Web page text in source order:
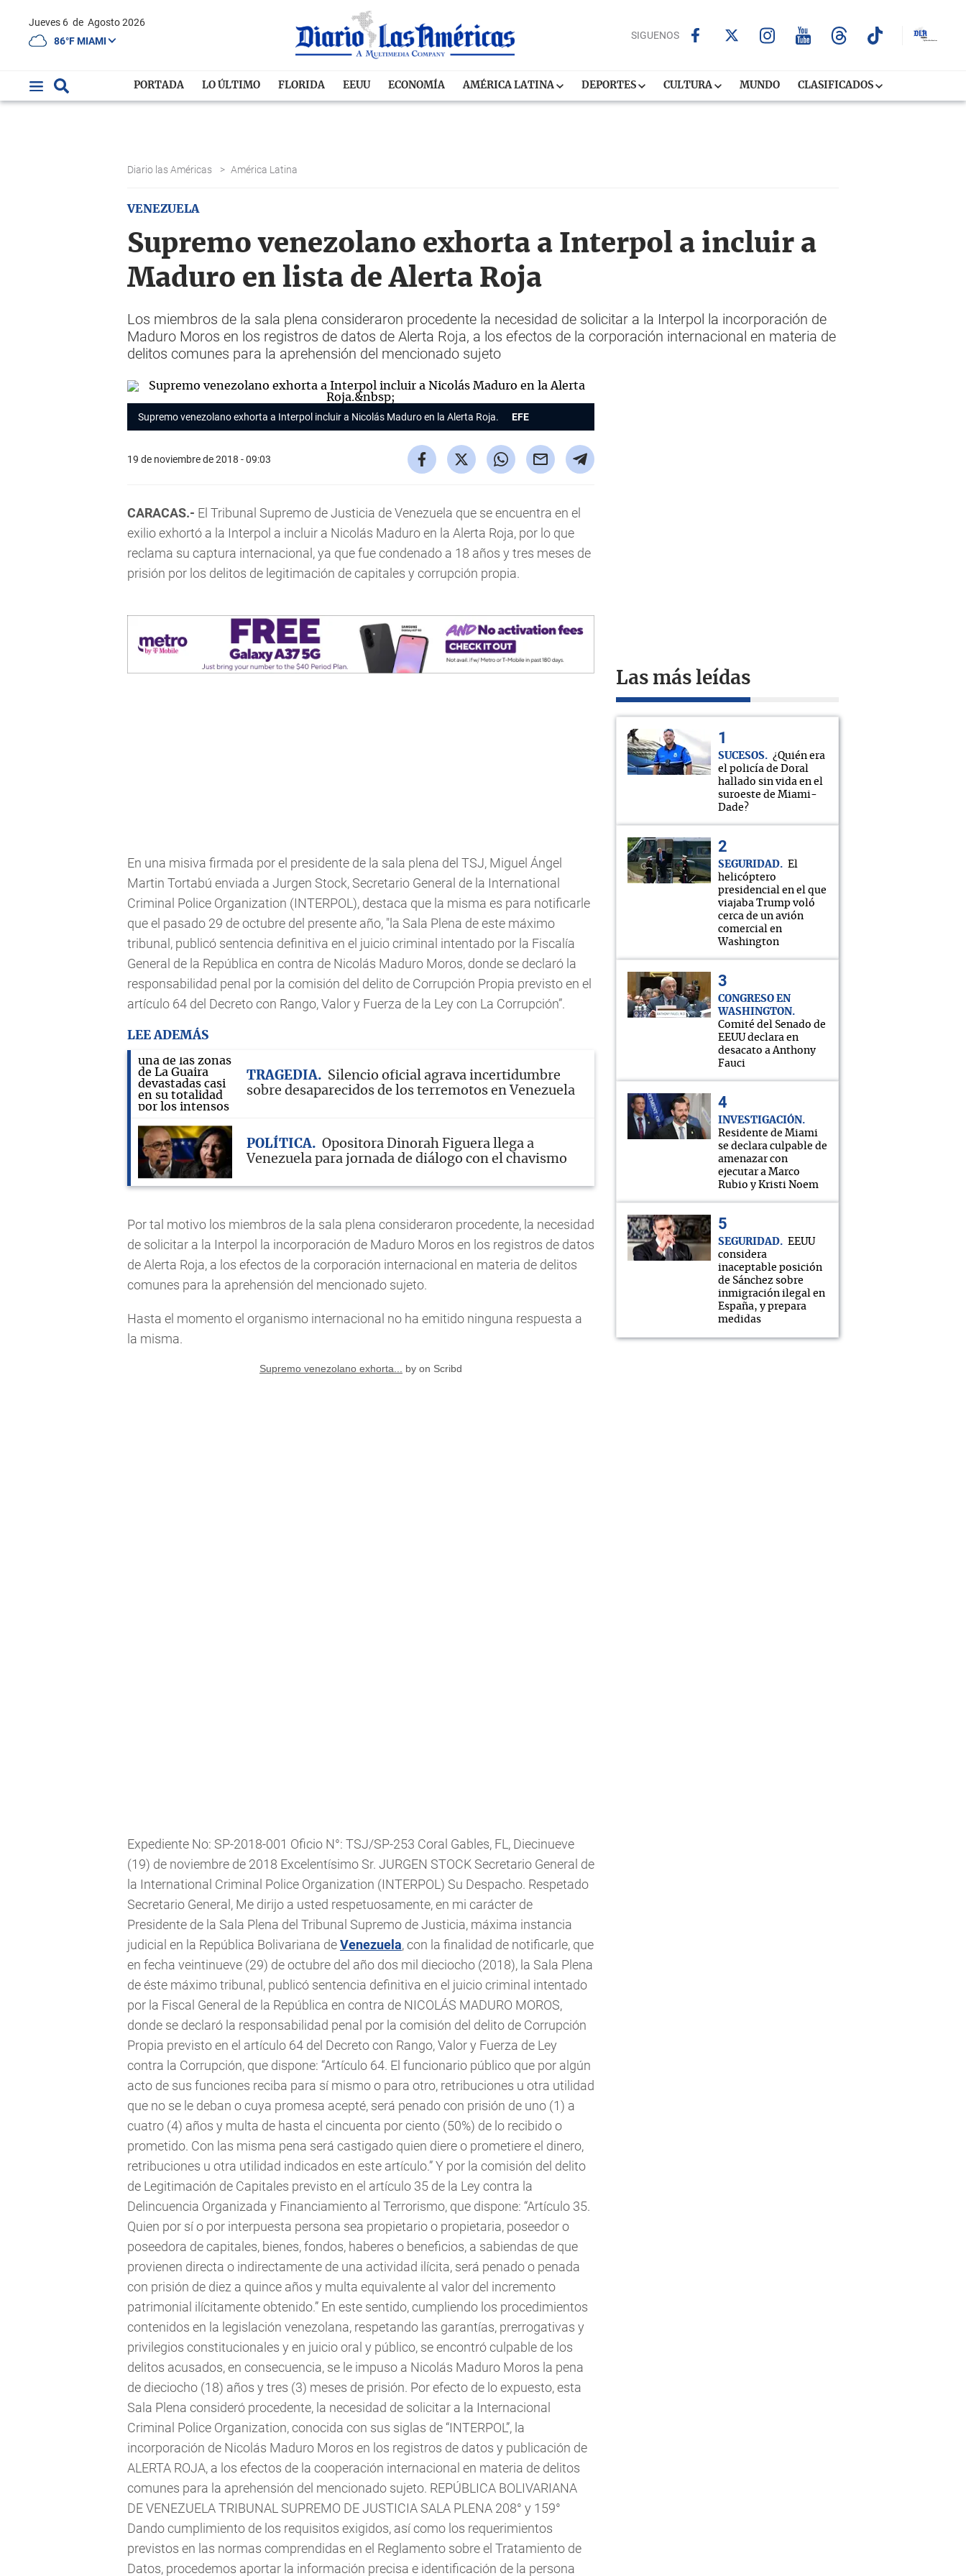
Jueves 6 de Agosto 2026
86°F MIAMI
SIGUENOS
PORTADA LO ÚLTIMO FLORIDA EEUU ECONOMÍA AMÉRICA LATINA DEPORTES CULTURA MUNDO CLASIFICADOS
Diario las Américas > América Latina
VENEZUELA
Supremo venezolano exhorta a Interpol a incluir a
Maduro en lista de Alerta Roja
Los miembros de la sala plena consideraron procedente la necesidad de solicitar a la Interpol la incorporación de
Maduro Moros en los registros de datos de Alerta Roja, a los efectos de la corporación internacional en materia de
delitos comunes para la aprehensión del mencionado sujeto
Supremo venezolano exhorta a Interpol incluir a Nicolás Maduro en la Alerta Roja. EFE
19 de noviembre de 2018 - 09:03
CARACAS.- El Tribunal Supremo de Justicia de Venezuela que se encuentra en el
exilio exhortó a la Interpol a incluir a Nicolás Maduro en la Alerta Roja, por lo que
reclama su captura internacional, ya que fue condenado a 18 años y tres meses de
prisión por los delitos de legitimación de capitales y corrupción propia.
En una misiva firmada por el presidente de la sala plena del TSJ, Miguel Ángel
Martin Tortabú enviada a Jurgen Stock, Secretario General de la International
Criminal Police Organization (INTERPOL), destaca que la misma es para notificarle
que el pasado 29 de octubre del presente año, "la Sala Plena de este máximo
tribunal, publicó sentencia definitiva en el juicio criminal intentado por la Fiscalía
General de la República en contra de Nicolás Maduro Moros, donde se declaró la
responsabilidad penal por la comisión del delito de Corrupción Propia previsto en el
artículo 64 del Decreto con Rango, Valor y Fuerza de la Ley con La Corrupción”.
LEE ADEMÁS
TRAGEDIA
Silencio oficial agrava incertidumbre
sobre desaparecidos de los terremotos en Venezuela
POLÍTICA
Opositora Dinorah Figuera llega a
Venezuela para jornada de diálogo con el chavismo
Por tal motivo los miembros de la sala plena consideraron procedente, la necesidad
de solicitar a la Interpol la incorporación de Maduro Moros en los registros de datos
de Alerta Roja, a los efectos de la corporación internacional en materia de delitos
comunes para la aprehensión del mencionado sujeto.
Hasta el momento el organismo internacional no ha emitido ninguna respuesta a
la misma.
Supremo venezolano exhorta... by on Scribd
Expediente No: SP-2018-001 Oficio N°: TSJ/SP-253 Coral Gables, FL, Diecinueve
(19) de noviembre de 2018 Excelentísimo Sr. JURGEN STOCK Secretario General de
la International Criminal Police Organization (INTERPOL) Su Despacho. Respetado
Secretario General, Me dirijo a usted respetuosamente, en mi carácter de
Presidente de la Sala Plena del Tribunal Supremo de Justicia, máxima instancia
judicial en la República Bolivariana deVenezuela, con la finalidad de notificarle, que
en fecha veintinueve (29) de octubre del año dos mil dieciocho (2018), la Sala Plena
de éste máximo tribunal, publicó sentencia definitiva en el juicio criminal intentado
por la Fiscal General de la República en contra de NICOLÁS MADURO MOROS,
donde se declaró la responsabilidad penal por la comisión del delito de Corrupción
Propia previsto en el artículo 64 del Decreto con Rango, Valor y Fuerza de Ley
contra la Corrupción, que dispone: “Artículo 64. El funcionario público que por algún
acto de sus funciones reciba para sí mismo o para otro, retribuciones u otra utilidad
que no se le deban o cuya promesa acepté, será penado con prisión de uno (1) a
cuatro (4) años y multa de hasta el cincuenta por ciento (50%) de lo recibido o
prometido. Con las misma pena será castigado quien diere o prometiere el dinero,
retribuciones u otra utilidad indicados en este artículo.” Y por la comisión del delito
de Legitimación de Capitales previsto en el artículo 35 de la Ley contra la
Delincuencia Organizada y Financiamiento al Terrorismo, que dispone: “Artículo 35.
Quien por sí o por interpuesta persona sea propietario o propietaria, poseedor o
poseedora de capitales, bienes, fondos, haberes o beneficios, a sabiendas de que
provienen directa o indirectamente de una actividad ilícita, será penado o penada
con prisión de diez a quince años y multa equivalente al valor del incremento
patrimonial ilícitamente obtenido.” En este sentido, cumpliendo los procedimientos
contenidos en la legislación venezolana, respetando las garantías, prerrogativas y
privilegios constitucionales y en juicio oral y público, se encontró culpable de los
delitos acusados, en consecuencia, se le impuso a Nicolás Maduro Moros la pena
de dieciocho (18) años y tres (3) meses de prisión. Por efecto de lo expuesto, esta
Sala Plena consideró procedente, la necesidad de solicitar a la Internacional
Criminal Police Organization, conocida con sus siglas de “INTERPOL”, la
incorporación de Nicolás Maduro Moros en los registros de datos y publicación de
ALERTA ROJA, a los efectos de la cooperación internacional en materia de delitos
comunes para la aprehensión del mencionado sujeto. REPÚBLICA BOLIVARIANA
DE VENEZUELA TRIBUNAL SUPREMO DE JUSTICIA SALA PLENA 208° y 159°
Dando cumplimiento de los requisitos exigidos, así como los requerimientos
previstos en las normas comprendidas en el Reglamento sobre el Tratamiento de
Datos, procedemos aportar la información precisa e identificación de la persona
Las más leídas
SUCESOS
¿Quién era
el policía de Doral
hallado sin vida en el
suroeste de Miami-
Dade?
SEGURIDAD
El
helicóptero
presidencial en el que
viajaba Trump voló
cerca de un avión
comercial en
Washington
CONGRESO EN
WASHINGTON
Comité del Senado de
EEUU declara en
desacato a Anthony
Fauci
INVESTIGACIÓN
Residente de Miami
se declara culpable de
amenazar con
ejecutar a Marco
Rubio y Kristi Noem
SEGURIDAD
EEUU
considera
inaceptable posición
de Sánchez sobre
inmigración ilegal en
España, y prepara
medidas